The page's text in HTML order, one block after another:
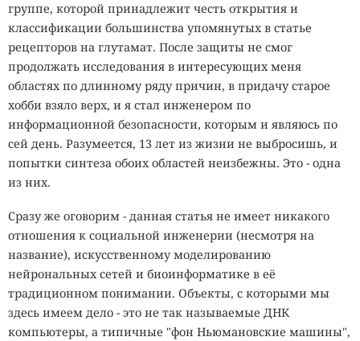
группе, которой принадлежит честь открытия и
классификации большинства упомянутых в статье
рецепторов на глутамат. После защиты не смог
продолжать исследования в интересующих меня
областях по длинному ряду причин, в придачу старое
хобби взяло верх, и я стал инженером по
информационной безопасности, которым и являюсь по
сей день. Разумеется, 13 лет из жизни не выбросишь, и
попытки синтеза обоих областей неизбежны. Это - одна
из них.
Сразу же оговорим - данная статья не имеет никакого
отношения к социальной инженерии (несмотря на
название), искусственному моделированию
нейрональных сетей и биоинформатике в её
традиционном понимании. Объекты, с которыми мы
здесь имеем дело - это не так называемые ДНК
компьютеры, а типичные "фон Ньюмановские машины",